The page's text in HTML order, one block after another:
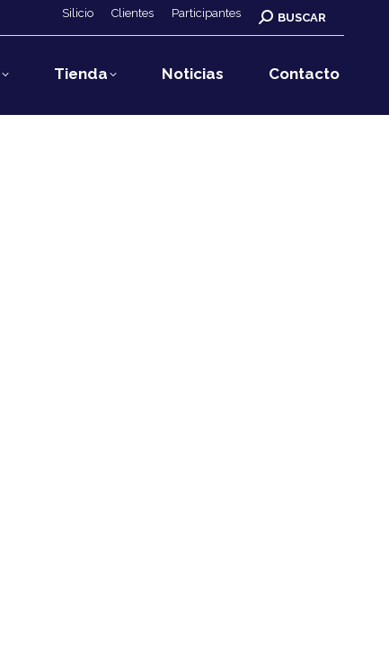
Silicio Clientes Participantes Buscar:
BUSCAR
Tienda Noticias Contacto